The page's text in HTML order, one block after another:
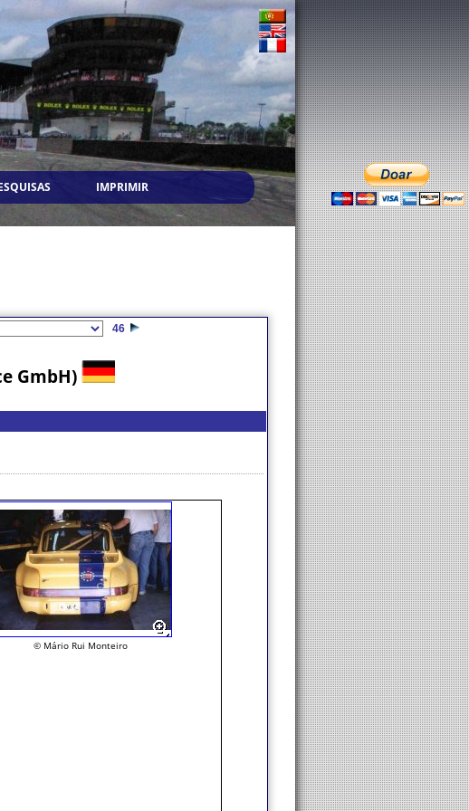
IMPRIMIR
46
GmbH)
© Mário Rui Monteiro